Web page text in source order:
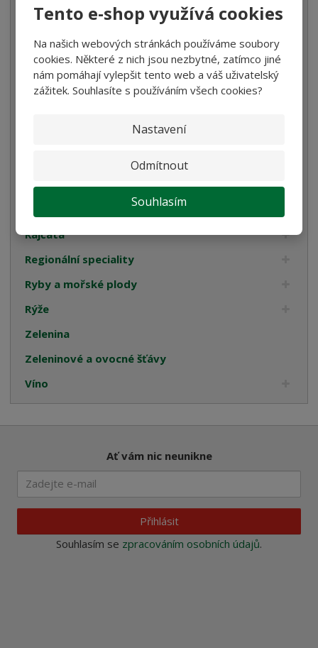
Tento e-shop využívá cookies
Na našich webových stránkách používáme soubory
cookies. Některé z nich jsou nezbytné, zatímco jiné
nám pomáhají vylepšit tento web a váš uživatelský
zážitek. Souhlasíte s používáním všech cookies?
Nastavení
Odmítnout
Souhlasím
Koření
Luštěniny
Mořská sůl
Mouka
Omáčky na těstoviny
Pyré
Rajčata
Regionální speciality
Ryby a mořské plody
Rýže
Zelenina
Zeleninové a ovocné šťávy
Víno
Ať vám nic neunikne
Přihlásit
Souhlasím se zpracováním osobních údajů.